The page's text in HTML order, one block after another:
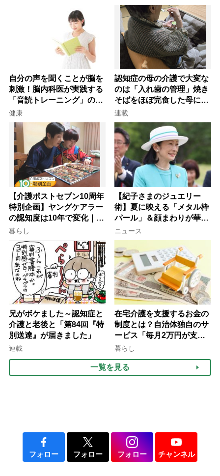
自分の声を聞くことが脳を
刺激！脳内科医が実践する
「音読トレーニング」の極
意
健康
認知症の母の介護で大変な
のは「入れ歯の管理」焼き
そばをほぼ完食した母に息
子が血の気が引いた理由
連載
【介護ポストセブン10周年
特別企画】ヤングケアラー
の認知度は10年で変化｜流
行語大賞にノミネート、法
律にも明記されたが果たし
て現在は？
暮らし
【紀子さまのジュエリー
術】夏に映える「メタル枠
パール」＆顔まわりが華や
ぐ「揺れる一粒」の使い分
け方
ニュース
兄がボケました～認知症と
介護と老後と「第84回『特
別送達』が届きました」
連載
在宅介護を支援するお金の
制度とは？自治体独自のサ
ービス「毎月2万円が支給
される」ケースも【FP解
暮らし
一覧を見る
フォロー フォロー フォロー チャンネル